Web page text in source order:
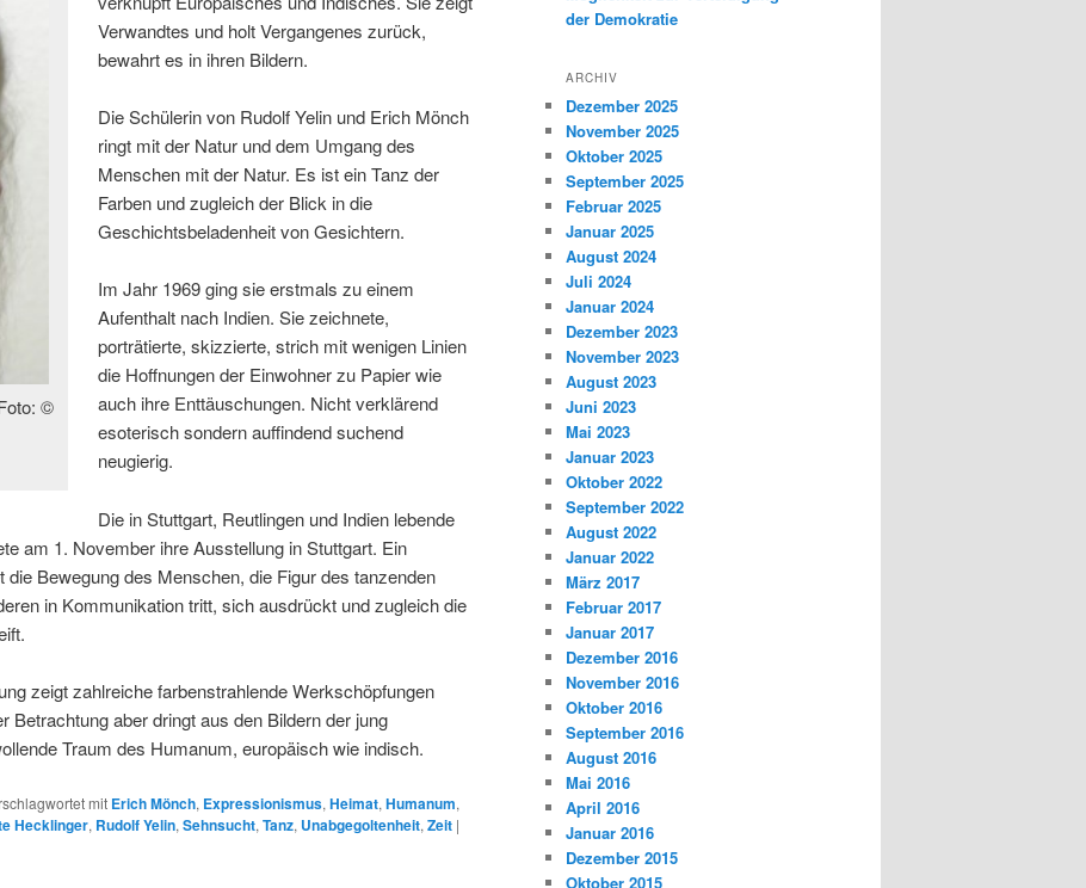
©
Verwandtes und holt Vergangenes zurück,
bewahrt es in ihren Bildern.
Die Schülerin von Rudolf Yelin und Erich Mönch
ringt mit der Natur und dem Umgang des
Menschen mit der Natur. Es ist ein Tanz der
Farben und zugleich der Blick in die
Geschichtsbeladenheit von Gesichtern.
Im Jahr 1969 ging sie erstmals zu einem
Aufenthalt nach Indien. Sie zeichnete,
porträtierte, skizzierte, strich mit wenigen Linien
die Hoffnungen der Einwohner zu Papier wie
auch ihre Enttäuschungen. Nicht verklärend
esoterisch sondern auffindend suchend
neugierig.
Die in Stuttgart, Reutlingen und Indien lebende
am 1. November ihre Ausstellung in Stuttgart. Ein
Bewegung des Menschen, die Figur des tanzenden
in Kommunikation tritt, sich ausdrückt und zugleich die
zeigt zahlreiche farbenstrahlende Werkschöpfungen
Betrachtung aber dringt aus den Bildern der jung
Traum des Humanum, europäisch wie indisch.
mit Erich Mönch, Expressionismus, Heimat, Humanum,
Hecklinger, Rudolf Yelin, Sehnsucht, Tanz, Unabgegoltenheit, Zeit |
der Demokratie
ARCHIV
Dezember 2025
November 2025
Oktober 2025
September 2025
Februar 2025
Januar 2025
August 2024
Juli 2024
Januar 2024
Dezember 2023
November 2023
August 2023
Juni 2023
Mai 2023
Januar 2023
Oktober 2022
September 2022
August 2022
Januar 2022
März 2017
Februar 2017
Januar 2017
Dezember 2016
November 2016
Oktober 2016
September 2016
August 2016
Mai 2016
April 2016
Januar 2016
Dezember 2015
Oktober 2015